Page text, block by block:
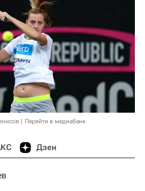
Перейти в медиабанк
Дзен